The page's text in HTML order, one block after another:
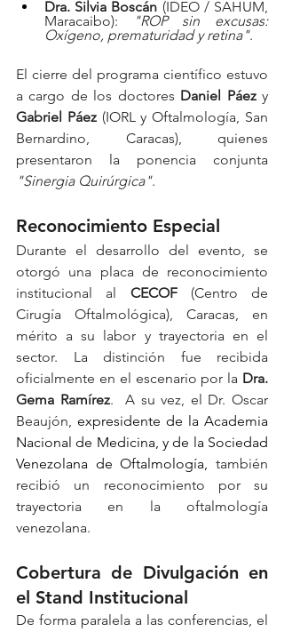
Dra. Silvia Boscán (IDEO / SAHUM,
Maracaibo):
"ROP sin excusas:
Oxígeno, prematuridad y retina".
El cierre del programa científico estuvo
a cargo de los doctores Daniel Páez
Gabriel Páez (IORL y Oftalmología, San
Bernardino, Caracas), quienes
"Sinergia Quirúrgica".
Reconocimiento Especial
Durante el desarrollo del evento, se
otorgó una placa de reconocimiento
institucional al CECOF (Centro de
Cirugía Oftalmológica), Caracas, en
mérito a su labor y trayectoria en el
sector. La distinción fue recibida
oficialmente en el escenario por la Dra.
Gema Ramírez.  A su vez, el Dr. Oscar
Beaujón, expresidente de la Academia
Nacional de Medicina, y de la Sociedad
Venezolana de Oftalmología, también
recibió un reconocimiento por su
trayectoria en la oftalmología
venezolana.
Cobertura de Divulgación en
el Stand Institucional
De forma paralela a las conferencias, el